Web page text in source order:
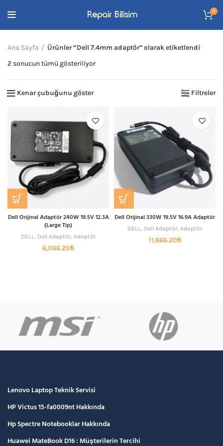
0
Ana Sayfa
Ürünler “Dell 7.4mm adaptör” olarak etiketlendi
2 sonucun tümü gösteriliyorEn
Kenar çubuğunu göster Filtreler
Dell Orijinal Adaptör 240W 19.5V 12.3A
(Large Tip)
DELL, Dell Adaptör, Adaptör
6,066.20₺
Dell Orijinal 330W 19.5V 16.9A Adaptör
DELL, Dell Adaptör, Adaptör
11,666.20₺
Lenovo Laptop Teknik Servisi
HP Victus 15-fa0009nt Hakkında
Hp Spectre Notebooklar Hakkında
Huawei MateBook D16 : Müşterilerin Tercihi